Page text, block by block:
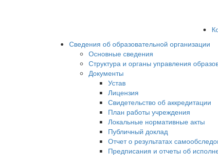
Сведения об образовательной организации
Основные сведения
Структура и органы управления
Документы
Устав
Лицензия
Свидетельство об аккредитации
План работы учреждения
Локальные нормативные акты
Публичный доклад
Отчет о результатах
Предписания и отчеты об